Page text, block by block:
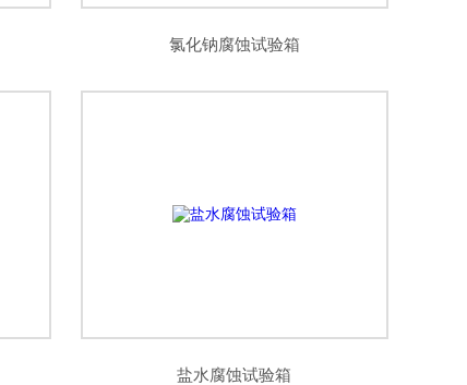
氯化钠腐蚀试验箱
盐水腐蚀试验箱